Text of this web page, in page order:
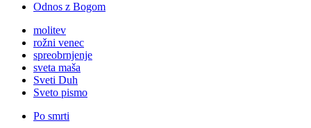
Odnos z Bogom
molitev
rožni venec
spreobrnjenje
sveta maša
Sveti Duh
Sveto pismo
Po smrti